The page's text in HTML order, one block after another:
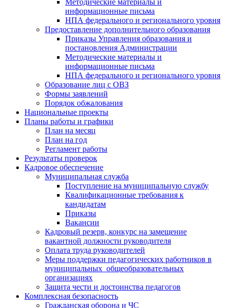
Методические материалы и
информационные письма
НПА федерального и регионального уровня
Предоставление дополнительного образования
Приказы Управления образования и
постановления Администрации
Методические материалы и
информационные письма
НПА федерального и регионального уровня
Образование лиц с ОВЗ
Формы заявлений
Порядок обжалования
Национальные проекты
Планы работы и графики
План на месяц
План на год
Регламент работы
Результаты проверок
Кадровое обеспечение
Муниципальная служба
Поступление на муниципальную службу
Квалификационные требования к
кандидатам
Приказы
Вакансии
Кадровый резерв, конкурс на замещение
вакантной должности руководителя
Оплата труда руководителей
Меры поддержки педагогических работников в
муниципальных общеобразовательных
организациях
Защита чести и достоинства педагогов
Комплексная безопасность
Гражданская оборона и ЧС